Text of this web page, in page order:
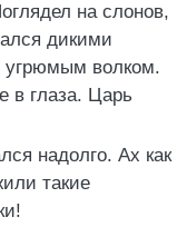
на слонов,
дикими
угрюмым волком.
в глаза. Царь
надолго. Ах как
такие